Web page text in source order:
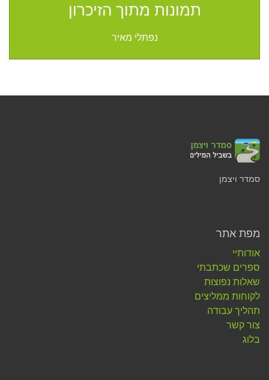
תמונות מתוך הזיכרון
נפתלי מאיר
סמדר ויצמן
מפת אתר
אודותיי
ספרים שכתבתי
שאלות נפוצות
לקוחות ממליצים
תהליך עבודה
צור קשר
בלוג